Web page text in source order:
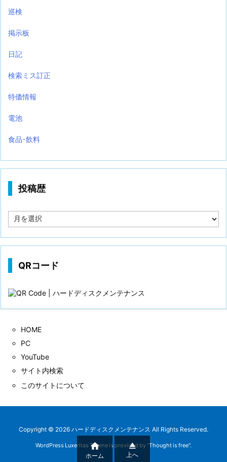
巡検
掲示板
日記
検索ミス訂正
特価情報
電池
食品･飲料
投稿歴
稿
QRコード
HOME
PC
YouTube
サイト内検索
このサイトについて
Copyright © 2026 ハードディスクメンテナンス All Rights Reserved.
WordPress Luxeritas Theme is provided by "Thought is free".

ホーム

上へ